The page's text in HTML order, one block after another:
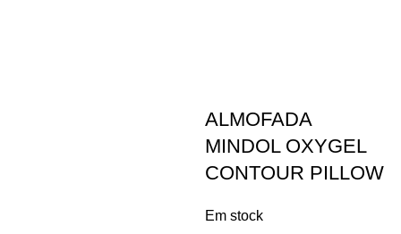
ALMOFADA
MINDOL OXYGEL
CONTOUR PILLOW
Em stock